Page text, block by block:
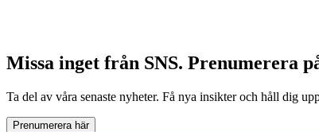
Missa inget från SNS. Prenumerera
Ta del av våra senaste nyheter. Få nya insikter och håll dig
Prenumerera här